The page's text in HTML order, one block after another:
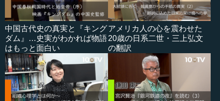
中国古代史の真実と『キング
ダム』…史実がわかれば物語
はもっと面白い
アメリカ人の心を震わせた
20歳の日系二世・三上弘文
の翻訳